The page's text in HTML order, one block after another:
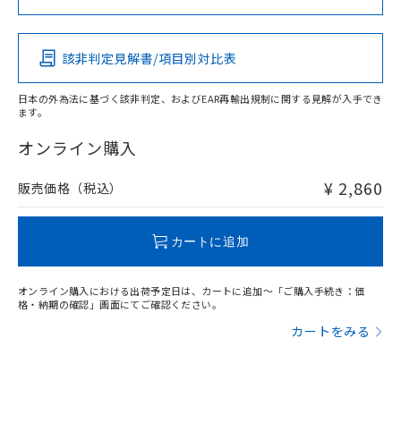
Pb Hg Cd Cr(VI)
O
在庫等で未対応品が混在する可能性があります。
問い合わせください。
この製品の規格認証/適合状況ページへ
その他の認証はこちらのページからご検索ください
該非判定見解書/項目別対比表
日本の外為法に基づく該非判定、およびEAR再輸出規制に関する見解が入手でき
ます。
オンライン購入
販売価格（税込） ¥ 2,860
カートに追加
オンライン購入における出荷予定日は、カートに追加～「ご購入手続き：価
格・納期の確認」画面にてご確認ください。
カートをみる